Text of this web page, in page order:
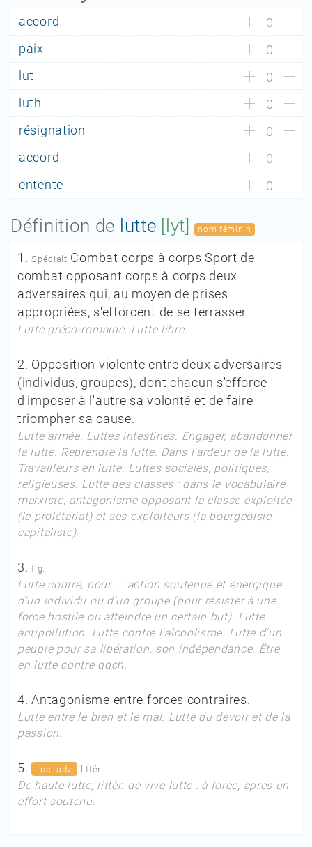
accord
0
paix
0
lut
0
luth
0
résignation
0
accord
0
entente
0
Définition de lutte [lyt] nom féminin
1.Spécialt Combat corps à corps Sport de
combat opposant corps à corps deux
adversaires qui, au moyen de prises
appropriées, s'efforcent de se terrasser
Lutte gréco-romaine. Lutte libre.
2. Opposition violente entre deux adversaires
(individus, groupes), dont chacun s'efforce
d'imposer à l'autre sa volonté et de faire
triompher sa cause.
Lutte armée. Luttes intestines. Engager, abandonner
la lutte. Reprendre la lutte. Dans l'ardeur de la lutte.
Travailleurs en lutte. Luttes sociales, politiques,
religieuses. Lutte des classes : dans le vocabulaire
marxiste, antagonisme opposant la classe exploitée
(le prolétariat) et ses exploiteurs (la bourgeoisie
capitaliste).
3.fig.
Lutte contre, pour… : action soutenue et énergique
d'un individu ou d'un groupe (pour résister à une
force hostile ou atteindre un certain but). Lutte
antipollution. Lutte contre l'alcoolisme. Lutte d'un
peuple pour sa libération, son indépendance. Être
en lutte contre qqch.
4.Antagonisme entre forces contraires.
Lutte entre le bien et le mal. Lutte du devoir et de la
passion.
5. Loc. adv. littér.
De haute lutte; littér. de vive lutte : à force, après un
effort soutenu.